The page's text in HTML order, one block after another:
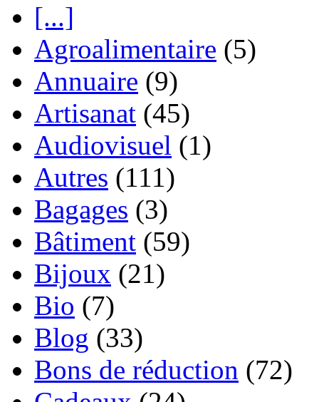
[...]
Agroalimentaire (5)
Annuaire (9)
Artisanat (45)
Audiovisuel (1)
Autres (111)
Bagages (3)
Bâtiment (59)
Bijoux (21)
Bio (7)
Blog (33)
Bons de réduction (72)